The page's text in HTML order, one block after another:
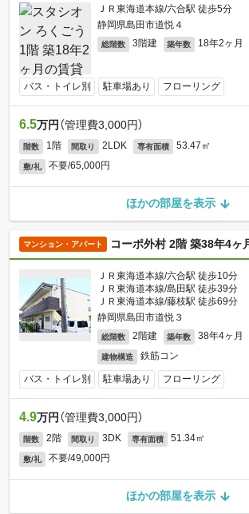
ＪＲ東海道本線/六合駅 徒歩5分
静岡県島田市道悦４
総階数 3階建 築年数 18年2ヶ月
バス・トイレ別 駐車場あり フローリング
6.5万円 （管理費3,000円）
階数 1階 間取り 2LDK 専有面積 53.47㎡
敷/礼 不要/65,000円
ほかの部屋を表示
マンション・アパート コーポ外村 2階 築38年4ヶ
ＪＲ東海道本線/六合駅 徒歩10分
ＪＲ東海道本線/島田駅 徒歩39分
ＪＲ東海道本線/藤枝駅 徒歩69分
静岡県島田市道悦３
総階数 2階建 築年数 38年4ヶ月
建物構造 鉄筋コン
バス・トイレ別 駐車場あり フローリング
4.9万円 （管理費3,000円）
階数 2階 間取り 3DK 専有面積 51.34㎡
敷/礼 不要/49,000円
ほかの部屋を表示